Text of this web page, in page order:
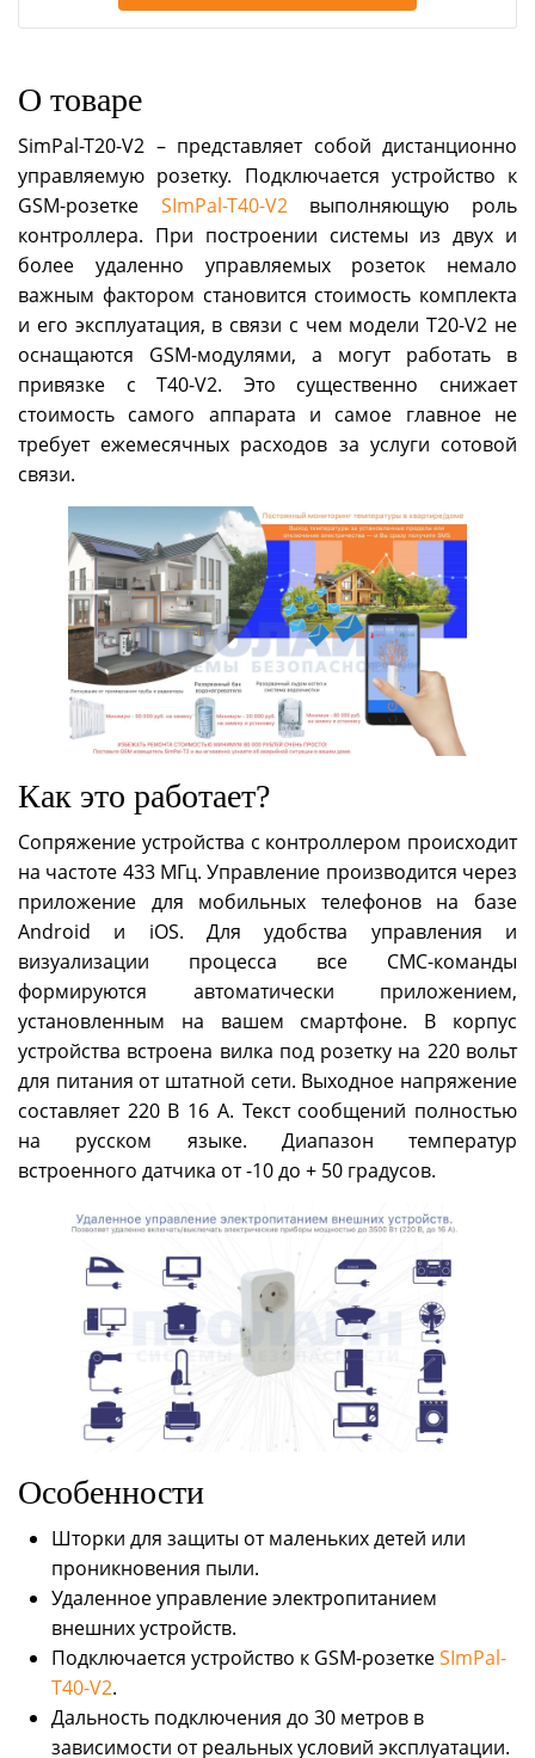
О товаре
SimPal-T20-V2 – представляет собой дистанционно
управляемую розетку. Подключается устройство к
GSM-розетке SImPal-T40-V2выполняющую роль
контроллера. При построении системы из двух и
более удаленно управляемых розеток немало
важным фактором становится стоимость комплекта
и его эксплуатация, в связи с чем модели T20-V2 не
оснащаются GSM-модулями, а могут работать в
привязке с T40-V2. Это существенно снижает
стоимость самого аппарата и самое главное не
требует ежемесячных расходов за услуги сотовой
связи.
Как это работает?
Сопряжение устройства с контроллером происходит
на частоте 433 МГц. Управление производится через
приложение для мобильных телефонов на базе
Android и iOS. Для удобства управления и
визуализации процесса все СМС-команды
формируются автоматически приложением,
установленным на вашем смартфоне. В корпус
устройства встроена вилка под розетку на 220 вольт
для питания от штатной сети. Выходное напряжение
составляет 220 В 16 А. Текст сообщений полностью
на русском языке. Диапазон температур
встроенного датчика от -10 до + 50 градусов.
Особенности
Шторки для защиты от маленьких детей или
проникновения пыли.
Удаленное управление электропитанием
внешних устройств.
Подключается устройство к GSM-розеткеSImPal-
T40-V2.
Дальность подключения до 30 метров в
зависимости от реальных условий эксплуатации.